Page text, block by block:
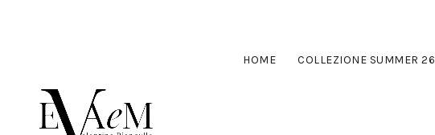
HOME COLLEZIONE SUMMER 26